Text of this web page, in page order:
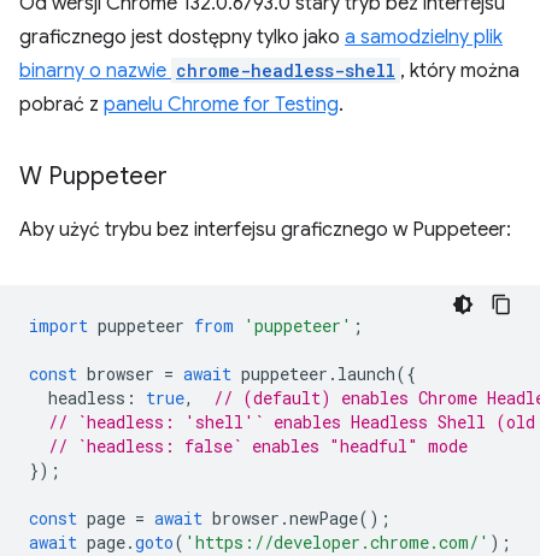
graficznego jest dostępny tylko jako a samodzielny plik
binarny o nazwie chrome-headless-shell , który można
pobrać z panelu Chrome for Testing.
W Puppeteer
Aby użyć trybu bez interfejsu graficznego w Puppeteer:
import puppeteer from 'puppeteer' ;
const browser = await puppeteer . launch({
headless : true,
// (default) enables Chrome
// `headless: 'shell'` enables Headless Shell (old
// `headless: false` enables "headful" mode
});
const page = await browser .newPage();
await page.goto( 'https://developer.chrome.com/' );